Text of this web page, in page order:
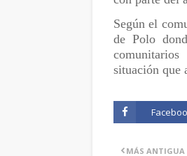
Según el
de Polo
comunitarios
situación que
MÁS ANTIGUA